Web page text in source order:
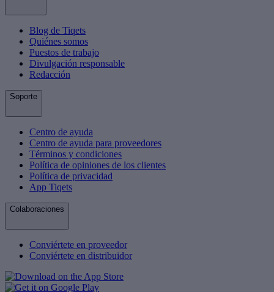
Blog de Tiqets
Quiénes somos
Puestos de trabajo
Divulgación responsable
Redacción
Soporte
Centro de ayuda
Centro de ayuda para proveedores
Términos y condiciones
Política de opiniones de los clientes
Política de privacidad
App Tiqets
Colaboraciones
Conviértete en proveedor
Conviértete en distribuidor